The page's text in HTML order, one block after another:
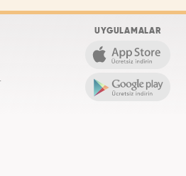
UYGULAMALAR